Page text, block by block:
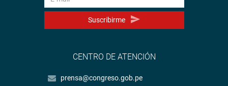
Suscribirme
CENTRO DE ATENCIÓN
prensa@congreso.gob.pe